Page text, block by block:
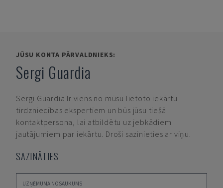
JŪSU KONTA PĀRVALDNIEKS:
Sergi Guardia
Sergi Guardia Ir viens no mūsu lietoto iekārtu
tirdzniecības ekspertiem un būs jūsu tiešā
kontaktpersona, lai atbildētu uz jebkādiem
jautājumiem par iekārtu. Droši sazinieties ar viņu.
SAZINĀTIES